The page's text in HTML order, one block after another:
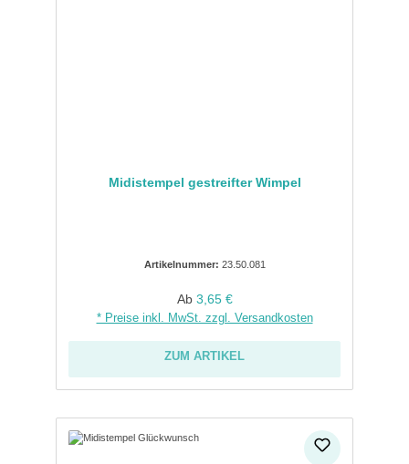
Midistempel gestreifter Wimpel
Artikelnummer: 23.50.081
Regulärer Preis:
Ab 3,65 €
* Preise inkl. MwSt. zzgl. Versandkosten
ZUM ARTIKEL